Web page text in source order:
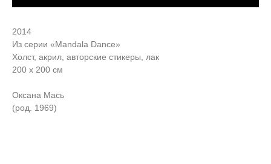
2014
Из серии «Mandala Dance»
Холст, акрил, авторские стикеры, лак
200 х 200 см
Оксана Мась
(род. 1969)